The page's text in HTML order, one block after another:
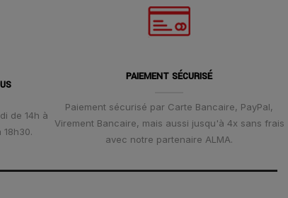
de 14h à
PAIEMENT SÉCURISÉ
Paiement sécurisé par Carte Bancaire, PayPal,
Virement Bancaire, mais aussi jusqu'à 4x sans frais
avec notre partenaire ALMA.